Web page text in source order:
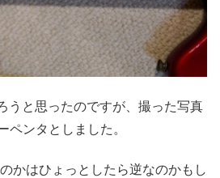
うと思ったのですが、撮った写真
ペンタとしました。
かはひょっとしたら逆なのかもし